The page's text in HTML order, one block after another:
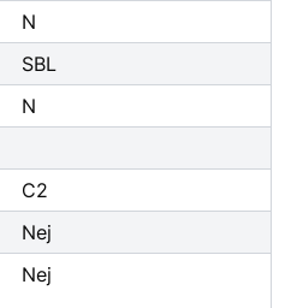
N
SBL
N
C2
Nej
Nej